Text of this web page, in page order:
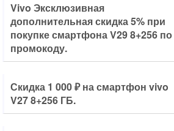
Vivo Эксклюзивная
дополнительная скидка 5% при
покупке смартфона V29 8+256 по
промокоду.
Скидка 1 000 ₽ на смартфон vivo
V27 8+256 ГБ.